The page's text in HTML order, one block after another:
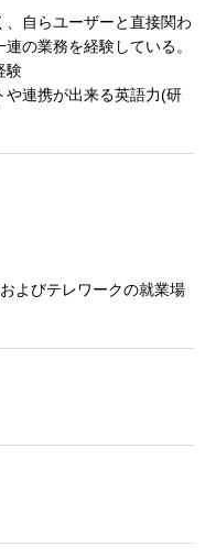
、自らユーザーと直接関わ
の業務を経験している。
験
や連携が出来る英語力(研
よびテレワークの就業場